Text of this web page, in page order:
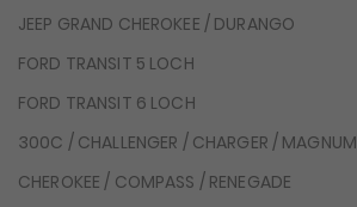
JEEP GRAND CHEROKEE / DURANGO
FORD TRANSIT 5 LOCH
FORD TRANSIT 6 LOCH
300C / CHALLENGER / CHARGER / MAGNUM
CHEROKEE / COMPASS / RENEGADE